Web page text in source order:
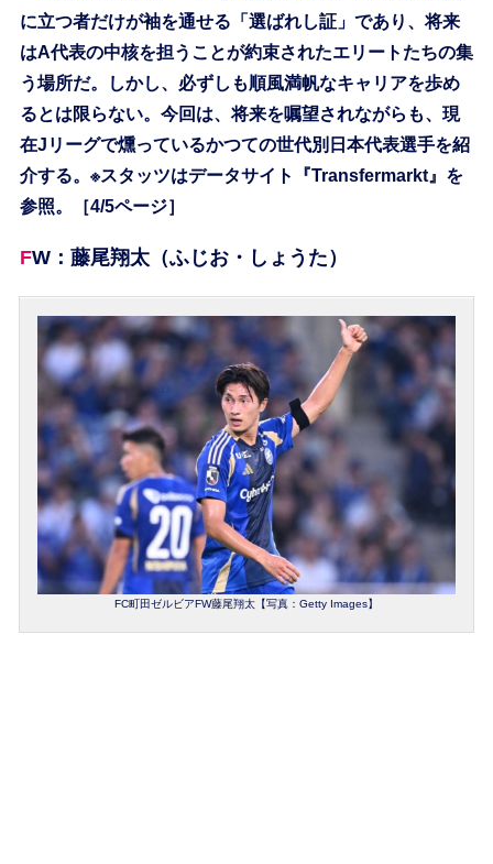
に立つ者だけが袖を通せる「選ばれし証」であり、将来
はA代表の中核を担うことが約束されたエリートたちの集
う場所だ。しかし、必ずしも順風満帆なキャリアを歩め
るとは限らない。今回は、将来を嘱望されながらも、現
在Jリーグで燻っているかつての世代別日本代表選手を紹
介する。※スタッツはデータサイト『Transfermarkt』を
参照。［4/5ページ］
FW：藤尾翔太（ふじお・しょうた）
FC町田ゼルビアFW藤尾翔太【写真：Getty Images】